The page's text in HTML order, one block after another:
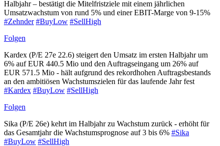
Halbjahr – bestätigt die Mitelfristziele mit einem jährlichen
Umsatzwachstum von rund 5% und einer EBIT-Marge von 9-15%
#Zehnder #BuyLow #SellHigh
Folgen
Kardex (P/E 27e 22.6) steigert den Umsatz im ersten Halbjahr um
6% auf EUR 440.5 Mio und den Auftragseingang um 26% auf
EUR 571.5 Mio - hält aufgrund des rekordhohen Auftragsbestands
an den ambitiösen Wachstumszielen für das laufende Jahr fest
#Kardex #BuyLow #SellHigh
Folgen
Sika (P/E 26e) kehrt im Halbjahr zu Wachstum zurück - erhöht für
das Gesamtjahr die Wachstumsprognose auf 3 bis 6% #Sika
#BuyLow #SellHigh